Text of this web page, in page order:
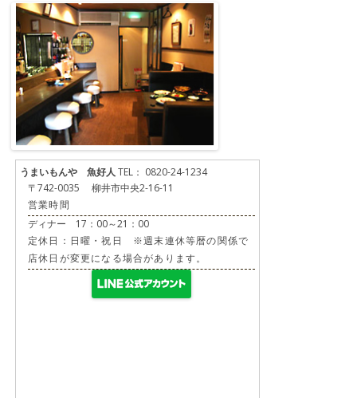
うまいもんや 魚好人 TEL： 0820-24-1234
〒742-0035 柳井市中央2-16-11
営業時間
ディナー 17：00～21：00
定休日：日曜・祝日 ※週末連休等暦の関係で
店休日が変更になる場合があります。